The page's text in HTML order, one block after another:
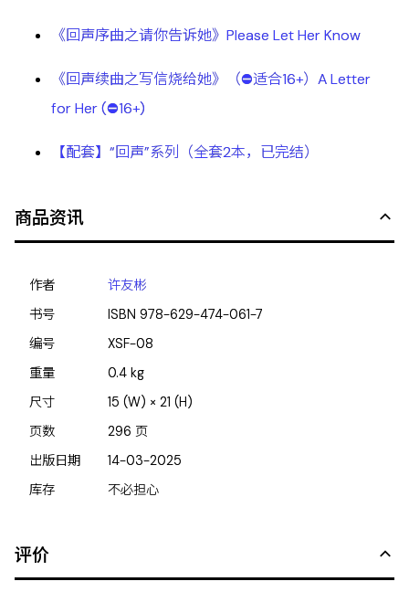
《回声序曲之请你告诉她》Please Let Her Know
《回声续曲之写信烧给她》（⛔适合16+）A Letter
for Her (⛔16+)
【配套】“回声”系列（全套2本，已完结）
商品资讯
作者
许友彬
书号
ISBN978-629-474-061-7
编号
XSF-08
重量
0.4 kg
尺寸
15 (W) × 21 (H)
页数
296 页
出版日期
14-03-2025
库存
不必担心
评价